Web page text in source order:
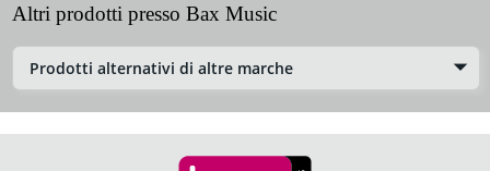
Altri prodotti presso Bax Music
Prodotti alternativi di altre marche